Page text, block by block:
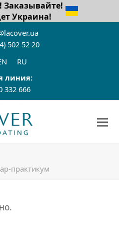
Заказывайте!
Украина!
502 52 20
RU
линия:
332 666
практикум